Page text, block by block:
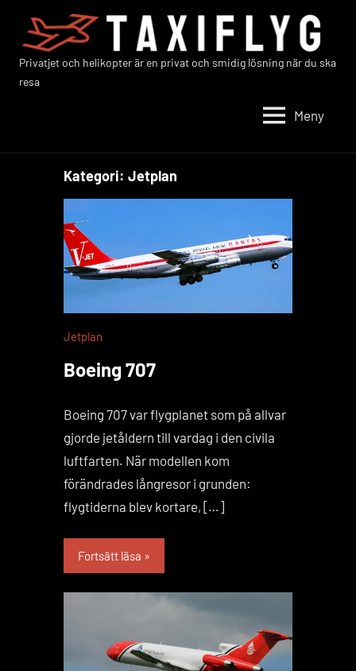
innehåll
Taxiflyg
Privatjet och helikopter är en privat och smidig lösning när du ska
resa
Meny
Kategori: Jetplan
Jetplan
Boeing 707
Boeing 707 var flygplanet som på allvar
gjorde jetåldern till vardag i den civila
luftfarten. När modellen kom
förändrades långresor i grunden:
flygtiderna blev kortare, […]
Fortsätt läsa